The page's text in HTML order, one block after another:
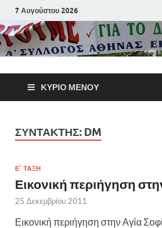
7 Αυγούστου 2026
ΚΎΡΙΟ ΜΕΝΟΎ
ΣΥΝΤΆΚΤΗΣ: DM
Ε΄ ΤΆΞΗ
Εικονική περιήγηση
25 Δεκεμβρίου 2011
Εικονική περιήγηση στην Αγία